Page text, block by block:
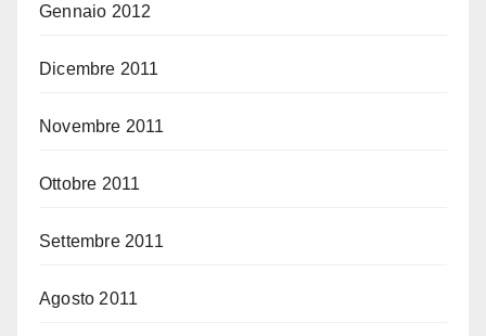
Gennaio 2012
Dicembre 2011
Novembre 2011
Ottobre 2011
Settembre 2011
Agosto 2011